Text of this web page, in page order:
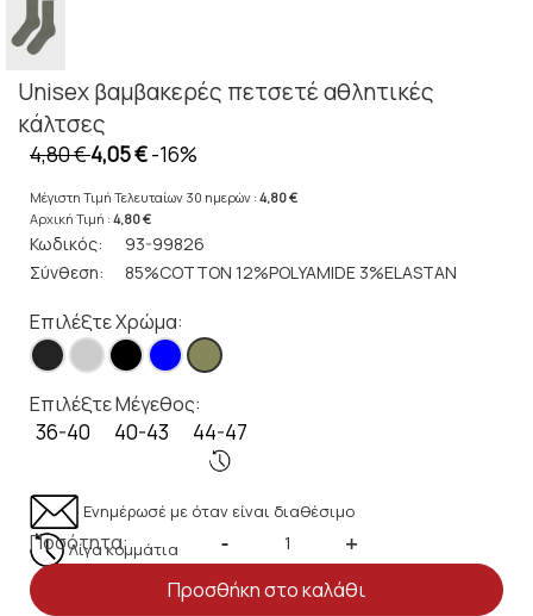
Unisex βαμβακερές πετσετέ αθλητικές
κάλτσες
4,80 €4,05 €-16%
Μέγιστη Τιμή Τελευταίων 30 ημερών :4,80 €
Αρχική Τιμή :4,80 €
Κωδικός:
93-99826
Σύνθεση:
85%COTTON 12%POLYAMIDE 3%ELASTAN
Επιλέξτε Χρώμα:
Επιλέξτε Μέγεθος:
36-40 40-43 44-47
Ενημέρωσέ με όταν είναι διαθέσιμο
Λίγα κομμάτια
Ποσότητα: - +
Προσθήκη στο καλάθι